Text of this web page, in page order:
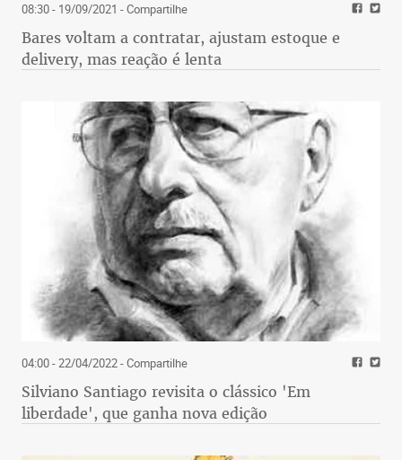
08:30 - 19/09/2021 - Compartilhe
Bares voltam a contratar, ajustam estoque e
delivery, mas reação é lenta
04:00 - 22/04/2022- Compartilhe
Silviano Santiago revisita o clássico 'Em
liberdade', que ganha nova edição